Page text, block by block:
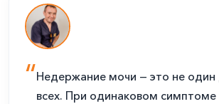
Недержание мочи — это не один
всех. При одинаковом симптоме